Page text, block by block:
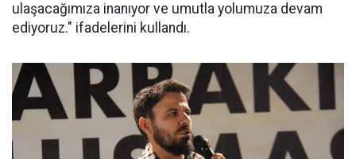
ulaşacağımıza inanıyor ve umutla yolumuza devam
ediyoruz." ifadelerini kullandı.